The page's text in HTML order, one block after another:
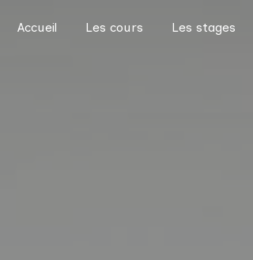
Accueil Les cours Les stages